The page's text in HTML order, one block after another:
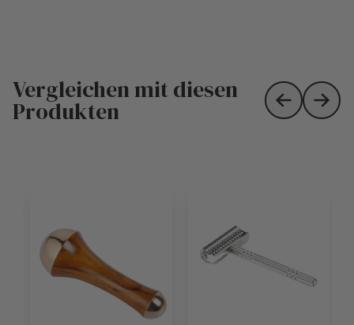
Vergleichen mit diesen
Produkten Skip toSkip